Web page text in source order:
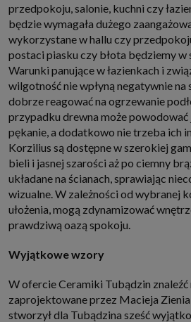
przedpokoju, salonie, kuchni czy
będzie wymagała dużego
wykorzystane w hallu czy
postaci piasku czy błota będziemy w
Warunki panujące w łazienkach i
wilgotność nie wpłyną negatywnie na
dobrze reagować na ogrzewanie
przypadku drewna może powodować
pękanie, a dodatkowo nie trzeba ich
Korzilius są dostępne w szerokiej
bieli i jasnej szarości aż po ciemny
układane na ścianach, sprawiając
wizualne. W zależności od wybranej
ułożenia, mogą zdynamizować
prawdziwą oazą spokoju.
Wyjątkowe wzory
W ofercie Ceramiki Tubądzin
zaprojektowane przez Macieja
stworzył dla Tubądzina sześć